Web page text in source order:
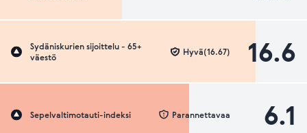
Sydäniskurien sijoittelu - 65+
väestö
16.6
Hyvä(16.67)
Sepelvaltimotauti-indeksi 6.1
Parannettavaa